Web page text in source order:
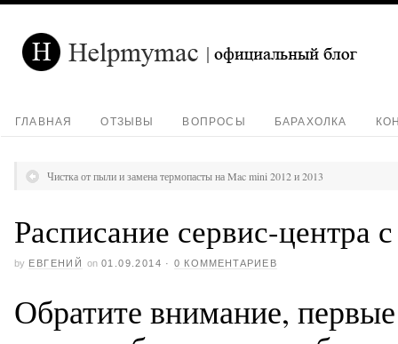
ГЛАВНАЯ ОТЗЫВЫ ВОПРОСЫ БАРАХОЛКА
Чистка от пыли и замена термопасты на Mac mini 2012 и 2013
Расписание сервис-центра
by ЕВГЕНИЙ on 01.09.2014 ·0 КОММЕНТАРИЕВ
Обратите внимание,